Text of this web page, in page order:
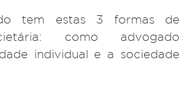
tem estas 3 formas de
como advogado
individual e a sociedade